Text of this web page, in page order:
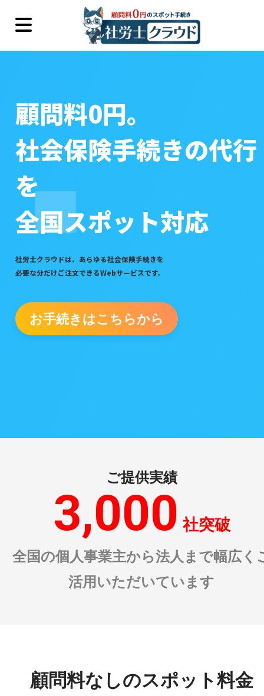
顧問料0円。
社会保険手続きの代行
を
全国スポット対応
社労士クラウドは、あらゆる社会保険手続きを
必要な分だけご注文できるWebサービスです。
お手続きはこちらから
ご提供実績
3,000 社突破
全国の個人事業主から法人まで幅広く
活用いただいています
顧問料なしのスポット料金